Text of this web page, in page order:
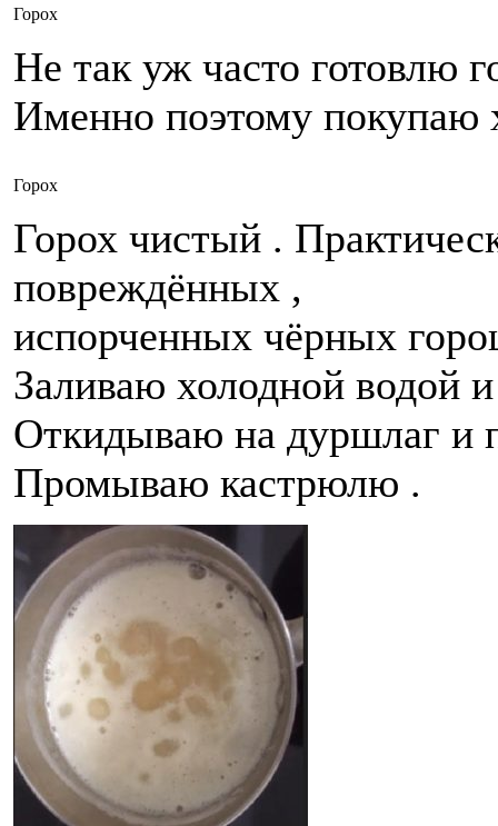
Горох
Не так уж часто готовлю
Именно поэтому
Горох
Горох чистый .
повреждённых ,
испорченных чёрных
Заливаю холодной водой
Откидываю на дуршлаг и
Промываю кастрюлю .